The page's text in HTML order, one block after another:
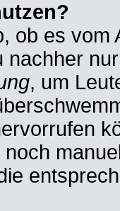
ob es
nachher
, um